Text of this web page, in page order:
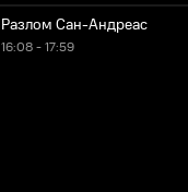
Разлом Сан-Андреас
16:08 - 17:59